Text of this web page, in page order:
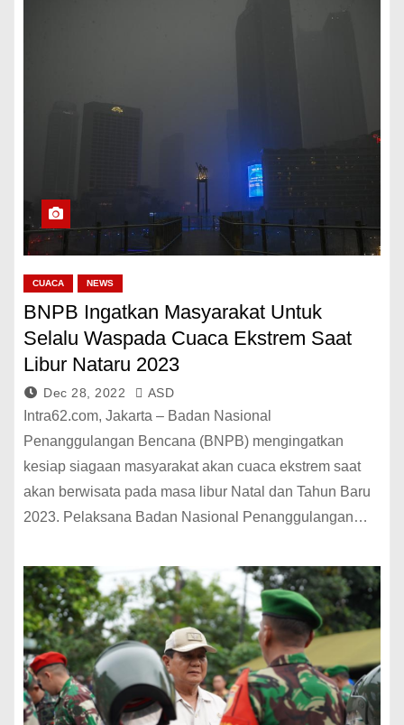
CUACA NEWS
BNPB Ingatkan Masyarakat Untuk
Selalu Waspada Cuaca Ekstrem Saat
Libur Nataru 2023
Dec 28, 2022 ASD
Intra62.com, Jakarta – Badan Nasional
Penanggulangan Bencana (BNPB) mengingatkan
kesiap siagaan masyarakat akan cuaca ekstrem saat
akan berwisata pada masa libur Natal dan Tahun Baru
2023. Pelaksana Badan Nasional Penanggulangan…